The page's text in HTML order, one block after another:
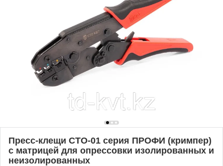
Пресс-клещи СТО-01 серия ПРОФИ (кримпер)
с матрицей для опрессовки изолированных и
неизолированных